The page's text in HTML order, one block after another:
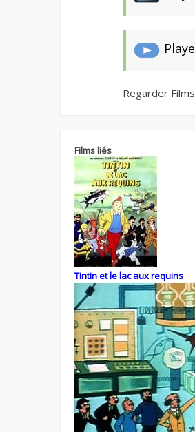
Regarder
Films liés
Tintin et le lac aux requins